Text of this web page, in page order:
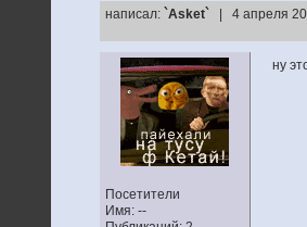
написал: `Asket` | 4 апреля
Посетители
Имя: --
ну